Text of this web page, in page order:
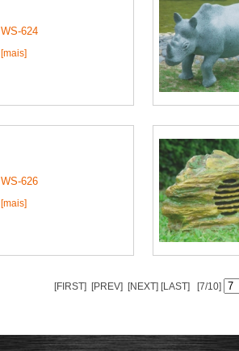
WS-624
[mais]
WS-626
[mais]
[FIRST] [PREV] [NEXT] [LAST] [7/10]